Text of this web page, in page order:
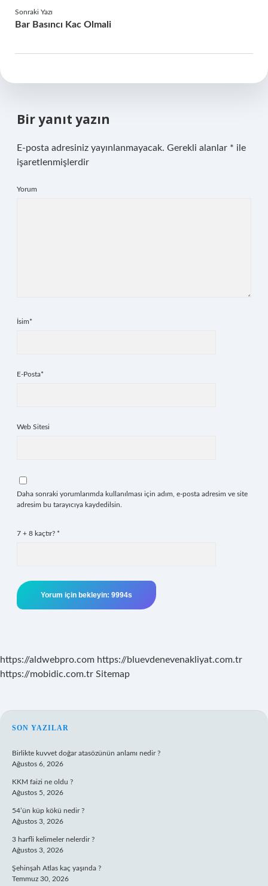
Sonraki Yazı
Bar Basıncı Kac Olmali
Bir yanıt yazın
E-posta adresiniz yayınlanmayacak. Gerekli alanlar * ile
işaretlenmişlerdir
Yorum
İsim*
E-Posta*
Web Sitesi
Daha sonraki yorumlarımda kullanılması için adım, e-posta adresim ve site
adresim bu tarayıcıya kaydedilsin.
7 + 8 kaçtır? *
https://aldwebpro.com https://bluevdenevenakliyat.com.tr
https://mobidic.com.tr Sitemap
SIDEBAR
SON YAZILAR
Birlikte kuvvet doğar atasözünün anlamı nedir ?
Ağustos 6, 2026
KKM faizi ne oldu ?
Ağustos 5, 2026
54’ün küp kökü nedir ?
Ağustos 3, 2026
3 harfli kelimeler nelerdir ?
Ağustos 3, 2026
Şehinşah Atlas kaç yaşında ?
Temmuz 30, 2026